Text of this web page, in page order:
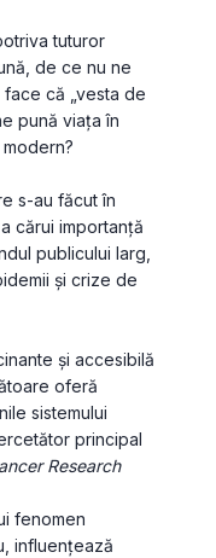
tuturor
de ce nu ne
că „vesta de
pună viața în
s-au făcut în
cărui importanță
publicului larg,
și crize de
și accesibilă
oferă
sistemului
principal
Research
fenomen
influențează